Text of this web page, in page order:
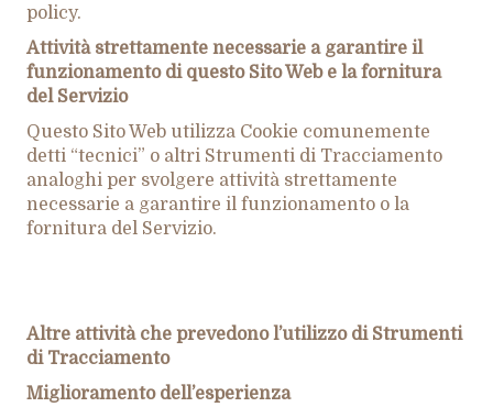
policy.
Attività strettamente necessarie a garantire il
funzionamento di questo Sito Web e la fornitura
del Servizio
Questo Sito Web utilizza Cookie comunemente
detti “tecnici” o altri Strumenti di Tracciamento
analoghi per svolgere attività strettamente
necessarie a garantire il funzionamento o la
fornitura del Servizio.
Altre attività che prevedono l’utilizzo di Strumenti
di Tracciamento
Miglioramento dell’esperienza